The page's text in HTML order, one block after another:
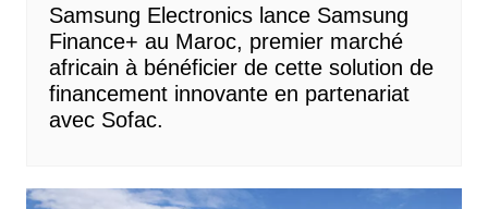
Samsung Electronics lance Samsung
Finance+ au Maroc, premier marché
africain à bénéficier de cette solution de
financement innovante en partenariat
avec Sofac.